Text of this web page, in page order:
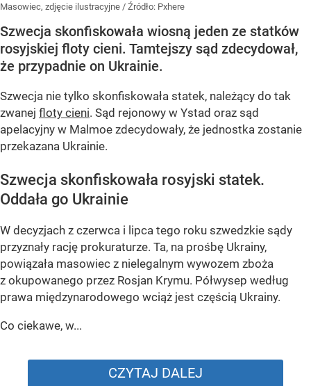
Masowiec, zdjęcie ilustracyjne / Źródło: Pxhere
Szwecja skonfiskowała wiosną jeden ze statków
rosyjskiej floty cieni. Tamtejszy sąd zdecydował,
że przypadnie on Ukrainie.
Szwecja nie tylko skonfiskowała statek, należący do tak
zwanej floty cieni. Sąd rejonowy w Ystad oraz sąd
apelacyjny w Malmoe zdecydowały, że jednostka zostanie
przekazana Ukrainie.
Szwecja skonfiskowała rosyjski statek.
Oddała go Ukrainie
W decyzjach z czerwca i lipca tego roku szwedzkie sądy
przyznały rację prokuraturze. Ta, na prośbę Ukrainy,
powiązała masowiec z nielegalnym wywozem zboża
z okupowanego przez Rosjan Krymu. Półwysep według
prawa międzynarodowego wciąż jest częścią Ukrainy.
Co ciekawe, w...
CZYTAJ DALEJ